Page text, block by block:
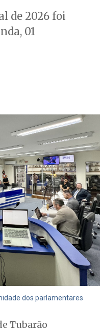
de 2026 foi
01
dos parlamentares
Tubarão